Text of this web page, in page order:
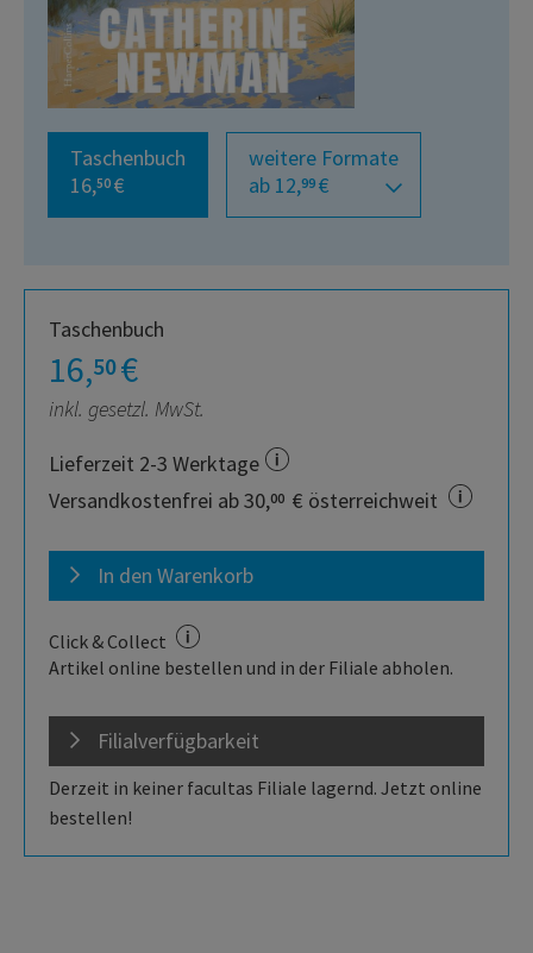
Taschenbuch
16,50 €
weitere Formate
ab 12,99 €
Taschenbuch
16,50€
inkl. gesetzl. MwSt.
Lieferzeit 2-3 Werktage
Versandkostenfrei ab 30,00 € österreichweit
In den Warenkorb
Click & Collect
Artikel online bestellen und in der Filiale abholen.
Filialverfügbarkeit
Derzeit in keiner facultas Filiale lagernd. Jetzt online
bestellen!